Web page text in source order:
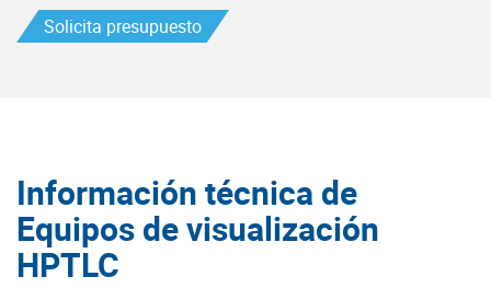
Solicita presupuesto
Información técnica de
Equipos de visualización
HPTLC